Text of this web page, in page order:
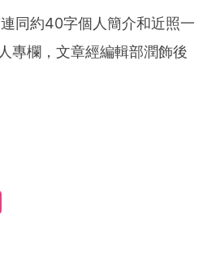
同約40字個人簡介和近照一
專欄，文章經編輯部潤飾後